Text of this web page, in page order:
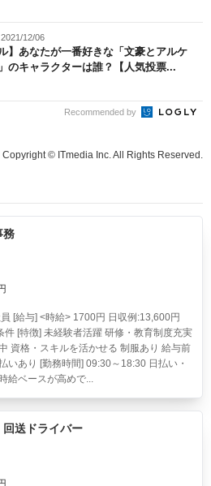
12/06
ル】あなたが一番好きな「文豪とアルケ
のキャラクターは誰？【人気投票...
Recommended by
Copyright © ITmedia Inc. All Rights Reserved.
務
[給与] <時給> 1700円 日収例:13,600円
[特徴] 未経験者活躍 研修・教育制度充実
資格・スキルを活かせる 制服あり 給与前
いあり [勤務時間] 09:30～18:30 日払い・
給ベースが高めで...
回送ドライバー